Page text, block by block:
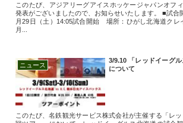
このたび、アジアリーグアイスホッケージャパンオフ
発表がございましたので、お知らせいたします。 ■試合
月29日（土）14:05試合開始 場所：ひがし北海道クレ
月...
ニュース
3/9.10 「レッドイーグル
について
このたび、名鉄観光サービス株式会社が主催する「レ